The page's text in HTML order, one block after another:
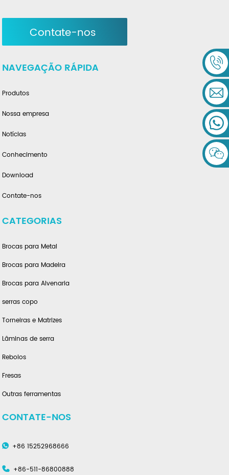
Contate-nos
NAVEGAÇÃO RÁPIDA
Produtos
Nossa empresa
Notícias
Conhecimento
Download
Contate-nos
CATEGORIAS
Brocas para Metal
Brocas para Madeira
Brocas para Alvenaria
serras copo
Torneiras e Matrizes
Lâminas de serra
Rebolos
Fresas
Outras ferramentas
CONTATE-NOS
+86 15252968666
+86-511-86800888